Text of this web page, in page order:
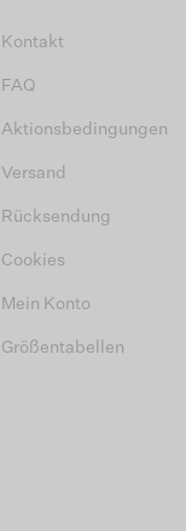
Kontakt
FAQ
Aktionsbedingungen
Versand
Rücksendung
Cookies
Mein Konto
Größentabellen